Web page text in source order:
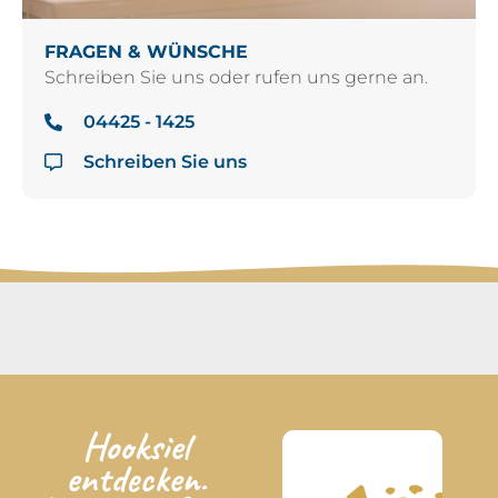
FRAGEN & WÜNSCHE
Schreiben Sie uns oder rufen uns gerne an.
04425 - 1425
Schreiben Sie uns
Hooksiel
entdecken.